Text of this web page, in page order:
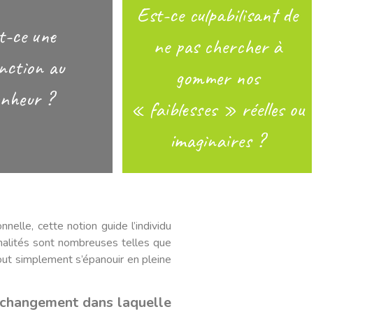
ce une
au
?
Est-ce culpabilisant de
ne pas chercher à
gommer nos
« faiblesses » réelles ou
imaginaires ?
cette notion guide l’individu
sont nombreuses telles que
simplement s’épanouir en pleine
dans laquelle